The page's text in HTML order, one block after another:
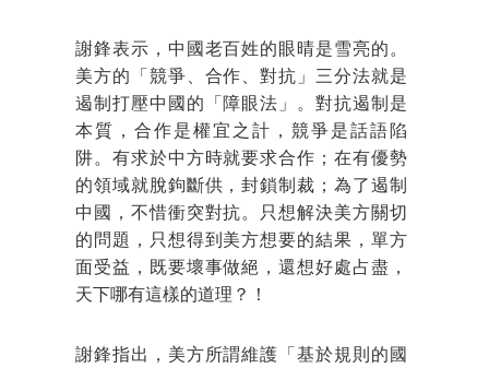
謝鋒表示，中國老百姓的眼晴是雪亮的。
美方的「競爭、合作、對抗」三分法就是
遏制打壓中國的「障眼法」。對抗遏制是
本質，合作是權宜之計，競爭是話語陷
阱。有求於中方時就要求合作；在有優勢
的領域就脫鉤斷供，封鎖制裁；為了遏制
中國，不惜衝突對抗。只想解決美方關切
的問題，只想得到美方想要的結果，單方
面受益，既要壞事做絕，還想好處占盡，
天下哪有這樣的道理？！
謝鋒指出，美方所謂維護「基於規則的國